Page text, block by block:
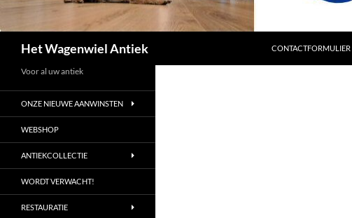
Het Wagenwiel Antiek
CONTACTFORMULIER
Voor al uw antiek
ONZE NIEUWE AANWINSTEN
WEBSHOP
ANTIEKCOLLECTIE
WORDT VERWACHT!
RESTAURATIE